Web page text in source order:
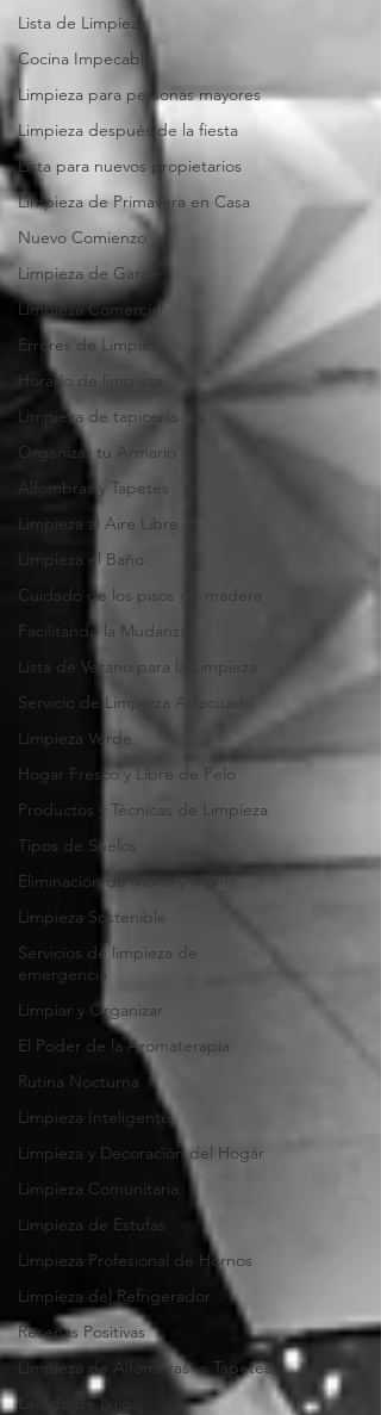
Lista de Limpieza
Cocina Impecable
Limpieza para personas mayores
Limpieza después de la fiesta
Lista para nuevos propietarios
Limpieza de Primavera en Casa
Nuevo Comienzo
Limpieza de Garaje
Limpieza Comercial
Errores de Limpieza
Horario de limpieza
Limpieza de tapicería
Organizar tu Armario
Alfombras y Tapetes
Limpieza al Aire Libre
Limpieza el Baño
Cuidado de los pisos de madera
Facilitando la Mudanza
Lista de Verano para la Limpieza
Servicio de Limpieza Adecuado
Limpieza Verde
Hogar Fresco y Libre de Pelo
Productos y Técnicas de Limpieza
Tipos de Suelos
Eliminación de Moho y Moho
Limpieza Sostenible
Servicios de limpieza de
emergencia
Limpiar y Organizar
El Poder de la Aromaterapia
Rutina Nocturna
Limpieza Inteligente
Limpieza y Decoración del Hogar
Limpieza Comunitaria
Limpieza de Estufas
Limpieza Profesional de Hornos
Limpieza del Refrigerador
Reseñas Positivas
Limpieza de Alfombras vs Tapetes
Lavado de Lujo